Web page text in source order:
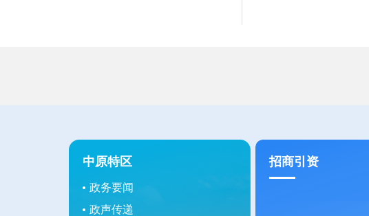
中原特区
政务要闻
政声传递
招商引资